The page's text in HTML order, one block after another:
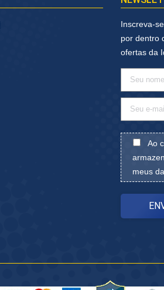
Inscreva-
por dentro
ofertas da
Ao
meus